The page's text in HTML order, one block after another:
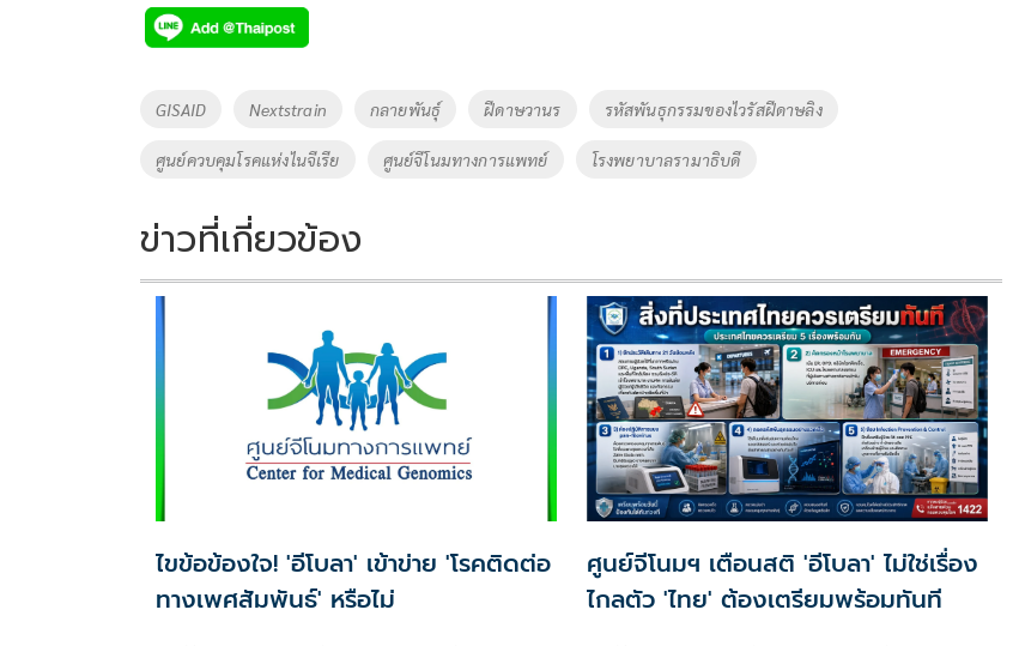
e
b
o
o
k
tt
er
p
y
Li
n
k
Tags
GISAID Nextstrain กลายพันธุ์ ฝีดาษวานร รหัสพันธุกรรมของไวรัสฝีดาษลิง
ศูนย์ควบคุมโรคแห่งไนจีเรีย ศูนย์จีโนมทางการแพทย์ โรงพยาบาลรามาธิบดี
ข่าวที่เกี่ยวข้อง
ไขข้อข้องใจ! 'อีโบลา' เข้าข่าย 'โรคติดต่อ
ทางเพศสัมพันธ์' หรือไม่
ศูนย์จีโนมฯ เตือนสติ 'อีโบลา' ไม่ใช่เรื่อง
ไกลตัว 'ไทย' ต้องเตรียมพร้อมทันที